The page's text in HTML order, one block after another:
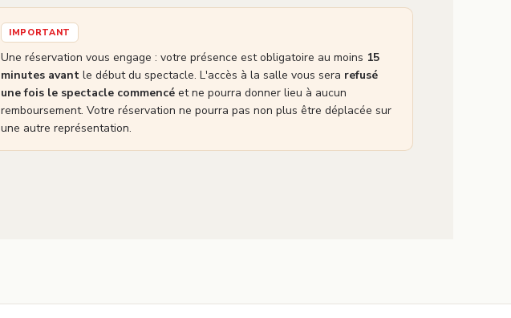
IMPORTANT
Une réservation vous engage : votre présence est obligatoire au moins 15
minutes avant le début du spectacle. L'accès à la salle vous sera refusé
une fois le spectacle commencé et ne pourra donner lieu à aucun
remboursement. Votre réservation ne pourra pas non plus être déplacée sur
une autre représentation.